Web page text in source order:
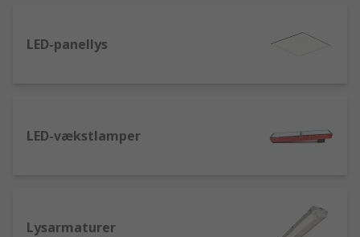
LED-panellys
LED-vækstlamper
Lysarmaturer